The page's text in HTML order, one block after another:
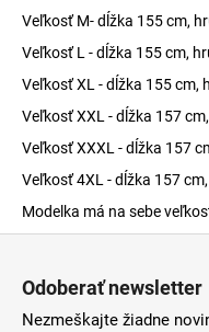
Veľkosť M- dĺžka 155 cm,
Veľkosť L - dĺžka 155 cm,
Veľkosť XL - dĺžka 155 cm,
Veľkosť XXL - dĺžka 157
Veľkosť XXXL - dĺžka 157
Veľkosť 4XL - dĺžka 157
Modelka má na sebe
Odoberať newsletter
Nezmeškajte žiadne